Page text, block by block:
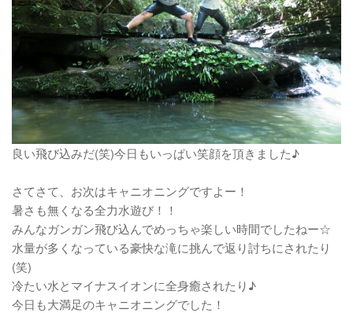
良い飛び込みだ(笑)今日もいっぱい笑顔を頂きました♪
さてさて、お次はキャニオニングですよー！
暑さも無くなる全力水遊び！！
みんなガンガン飛び込んでめっちゃ楽しい時間でしたねー☆
水量が多くなっている豪快な滝に挑んで返り討ちにされたり
(笑)
冷たい水とマイナスイオンに全身癒されたり♪
今日も大満足のキャニオニングでした！